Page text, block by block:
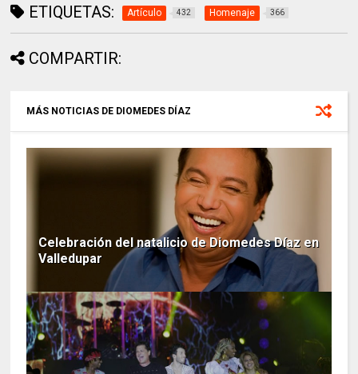
ETIQUETAS: Artículo 432 Homenaje 366
COMPARTIR:
MÁS NOTICIAS DE DIOMEDES DÍAZ
Celebración del natalicio de Diomedes Díaz en
Valledupar